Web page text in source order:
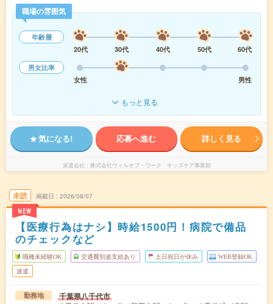
職場の雰囲気
年齢層
20代
30代 40代 50代
60代
男女比率
女性
男性
もっと見る
気になる! 応募へ進む 詳しく見る
派遣会社 株式会社ウィルオブ・ワーク キッズケア事業部
未読
NEW
掲載日 2026/08/07
【医療行為はナシ】時給1500円！病院で備品
のチェックなど
職種未経験OK 交通費別途支給あり 土日祝日が休み WEB登録OK
派遣
勤務地 千葉県八千代市